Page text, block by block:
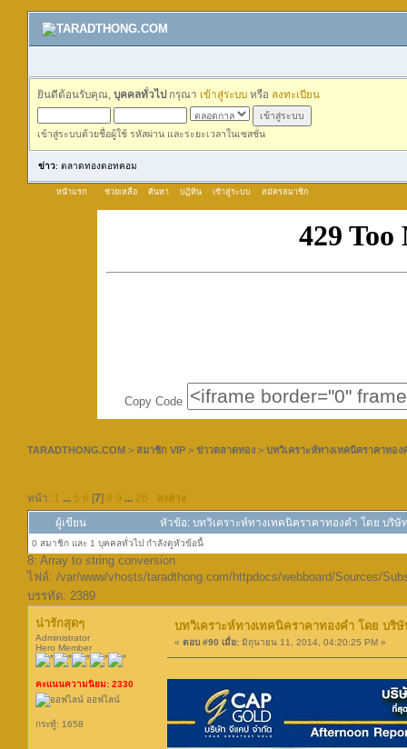
ยินดีต้อนรับคุณ, บุคคลทั่วไป กรุณา เข้าสู่ระบบ หรือ ลงทะเบียน
เข้าสู่ระบบด้วยชื่อผู้ใช้ รหัสผ่าน และระยะเวลาในเซสชั่น
ข่าว: ตลาดทองดอทคอม
หน้าแรก ช่วยเหลือ ค้นหา ปฏิทิน เข้าสู่ระบบ สมัครสมาชิก
Copy Code
TARADTHONG.COM > สมาชิก VIP > ข่าวตลาดทอง > บทวิเคราะห์ทางเทคนิคราคาทอ
หน้า: 1 ... 5 6 [7] 8 9 ... 26 ลงล่าง
ผู้เขียน หัวข้อ: บทวิเคราะห์ทางเทคนิคราคาทองคำ โดย บริ
0 สมาชิก และ 1 บุคคลทั่วไป กำลังดูหัวข้อนี้
8: Array to string conversion
ไฟล์: /var/www/vhosts/taradthong.com/httpdocs/webboard/Sources/
บรรทัด: 2389
น่ารักสุดๆ
Administrator
Hero Member
คะแนนความนิยม: 2330
ออฟไลน์
กระทู้: 1658
บทวิเคราะห์ทางเทคนิคราคาทองคำ โดย บริ
« ตอบ #90 เมื่อ: มิถุนายน 11, 2014, 04:20:25 PM »